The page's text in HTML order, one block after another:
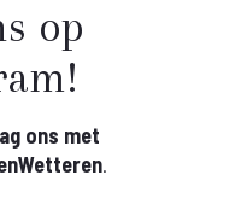
op
ons met
.